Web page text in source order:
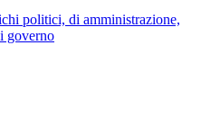
politici, di amministrazione,
governo